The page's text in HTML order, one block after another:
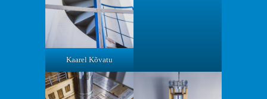
Kaarel Kõvatu